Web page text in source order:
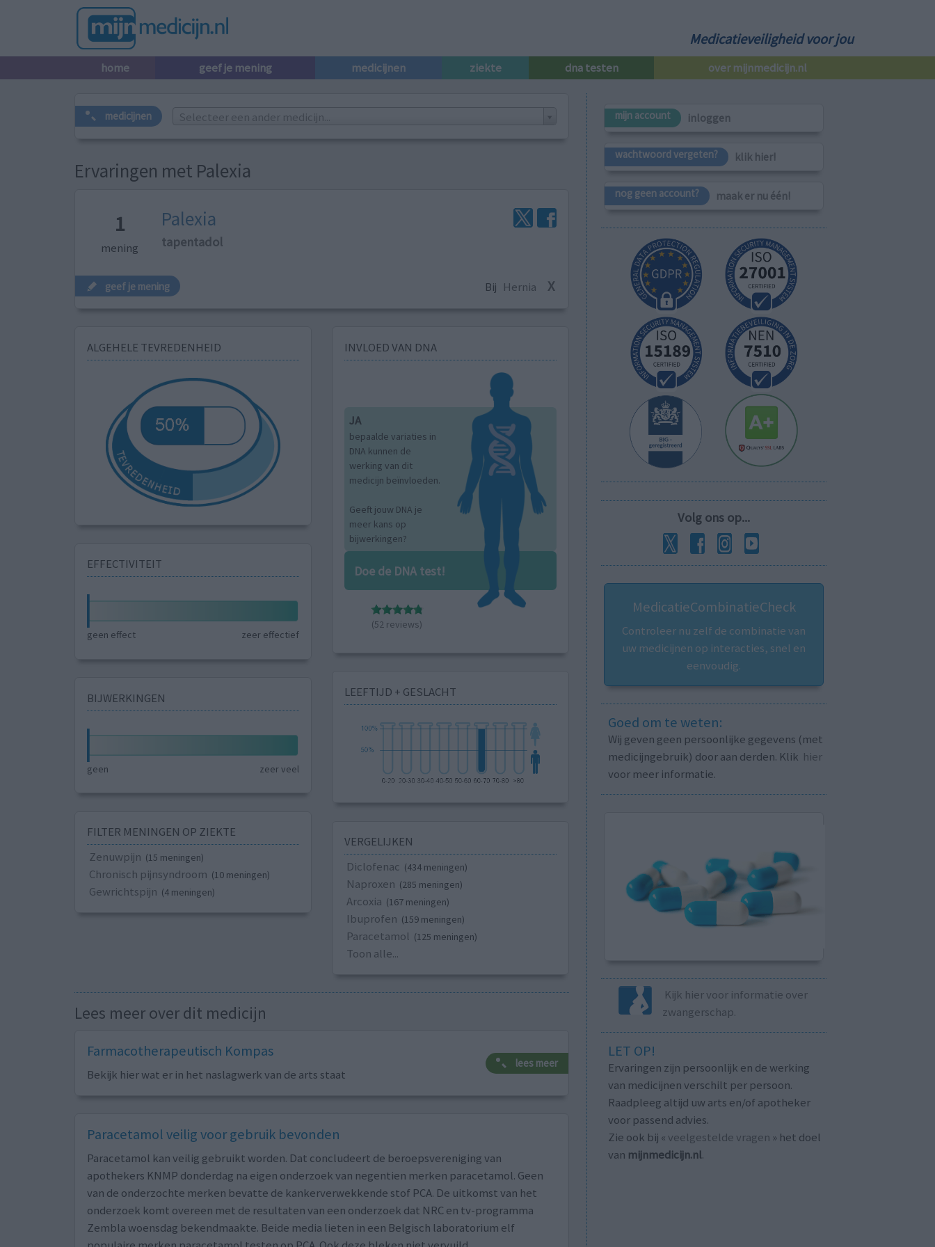
Medicatieveiligheid voor jou
home geef je mening medicijnen ziekte dna testen over mijnmedicijn.nl
medicijnen Selecteer een ander medicijn...
Ervaringen met Palexia
1
mening
Palexia
tapentadol
geef je mening Bij Hernia X
ALGEHELE TEVREDENHEID
EFFECTIVITEIT
geen effect zeer effectief
BIJWERKINGEN
geen zeer veel
FILTER MENINGEN OP ZIEKTE
Zenuwpijn (15 meningen)
Chronisch pijnsyndroom (10 meningen)
Gewrichtspijn (4 meningen)
INVLOED VAN DNA
JA
bepaalde variaties in
DNA kunnen de
werking van dit
medicijn beïnvloeden.
Geeft jouw DNA je
meer kans op
bijwerkingen?
Doe de DNA test!
(52 reviews)
LEEFTIJD + GESLACHT
VERGELIJKEN
Diclofenac (434 meningen)
Naproxen (285 meningen)
Arcoxia (167 meningen)
Ibuprofen (159 meningen)
Paracetamol (125 meningen)
Toon alle...
Lees meer over dit medicijn
Farmacotherapeutisch Kompas
Bekijk hier wat er in het naslagwerk van de arts staat
lees meer
Paracetamol veilig voor gebruik bevonden
Paracetamol kan veilig gebruikt worden. Dat concludeert de beroepsvereniging van
apothekers KNMP donderdag na eigen onderzoek van negentien merken paracetamol. Geen
van de onderzochte merken bevatte de kankerverwekkende stof PCA. De uitkomst van het
onderzoek komt overeen met de resultaten van een onderzoek dat NRC en tv-programma
Zembla woensdag bekendmaakte. Beide media lieten in een Belgisch laboratorium elf
mijn account inloggen
wachtwoord vergeten? klik hier!
nog geen account? maak er nu één!
Volg ons op...
MedicatieCombinatieCheck
Controleer nu zelf de combinatie van
uw medicijnen op interacties, snel en
eenvoudig.
Goed om te weten:
Wij geven geen persoonlijke gegevens (met
medicijngebruik) door aan derden. Klik hier
voor meer informatie.
Kijk hier voor informatie over
zwangerschap.
LET OP!
Ervaringen zijn persoonlijk en de werking
van medicijnen verschilt per persoon.
Raadpleeg altijd uw arts en/of apotheker
voor passend advies.
Zie ook bij « veelgestelde vragen » het doel
van mijnmedicijn.nl.